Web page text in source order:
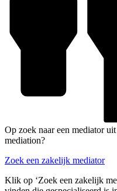
Op zoek naar een mediator
mediation?
Zoek een zakelijk mediator
Klik op ‘Zoek een zakelijk